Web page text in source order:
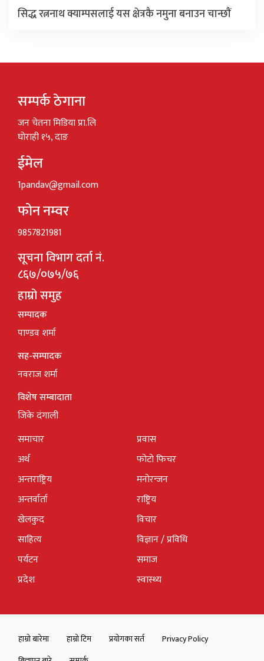
सिद्ध रत्ननाथ क्याम्पसलाई यस क्षेत्रकै नमुना बनाउन चान्छाैं
सम्पर्क ठेगाना
जन चेतना मिडिया प्रा.लि
घोराही १५, दाङ
ईमेल
1pandav@gmail.com
फोन नम्वर
9857821981
सूचना विभाग दर्ता नं.
८६७/०७५/७६
हाम्रो समुह
सम्पादक
पाण्डव शर्मा
सह-सम्पादक
नवराज शर्मा
विशेष सम्बादाता
जिके दंगाली
समाचार
अर्थ
अन्तराष्ट्रिय
अन्तर्वार्ता
खेलकुद
साहित्य
पर्यटन
प्रदेश
प्रवास
फोटो फिचर
मनोरन्जन
राष्ट्रिय
विचार
विज्ञान / प्रविधि
समाज
स्वास्थ्य
हाम्रो बारेमा हाम्रो टिम प्रयोगका सर्त
Privacy Policy